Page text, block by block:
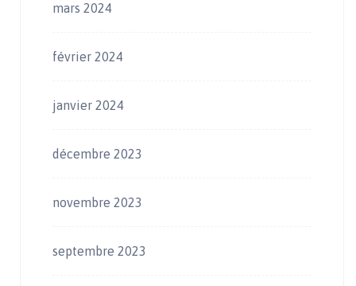
mars 2024
février 2024
janvier 2024
décembre 2023
novembre 2023
septembre 2023